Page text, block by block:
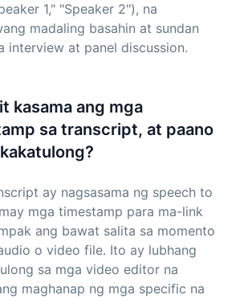
1," "Speaker 2"), na
madaling basahin at sundan
interview at panel discussion.
kasama ang mga
sa transcript, at paano
ay nagsasama ng speech to
mga timestamp para ma-link
ang bawat salita sa momento
o video file. Ito ay lubhang
sa mga video editor na
maghanap ng mga specific na